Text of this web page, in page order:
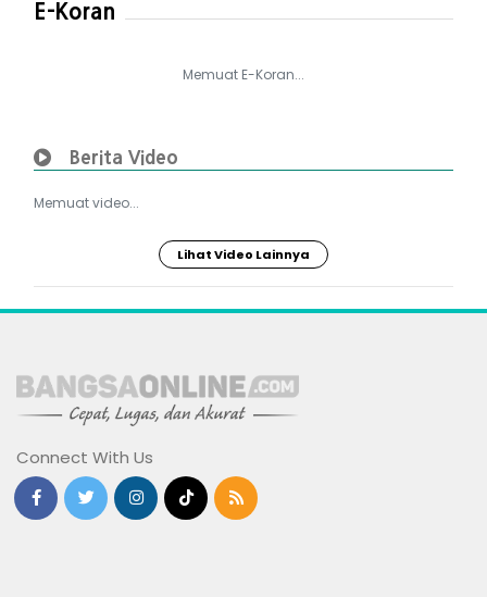
E-Koran
Memuat E-Koran...
Berita Video
Memuat video...
Lihat Video Lainnya
Connect With Us